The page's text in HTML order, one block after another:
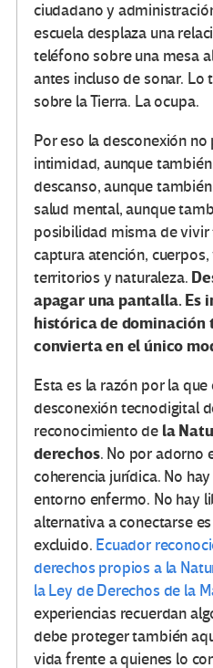
ciudadano y
escuela desplaza una
teléfono sobre una mesa
antes incluso de sonar.
sobre la Tierra. La ocupa.
Por eso la desconexión
intimidad, aunque
descanso, aunque
salud mental, aunque
posibilidad misma de vivir
captura atención,
territorios y naturaleza.
apagar una pantalla. Es
histórica de dominación
convierta en el único
Esta es la razón por la que
desconexión tecnodigital
reconocimiento de la
derechos. No por adorno
coherencia jurídica. No
entorno enfermo. No hay
alternativa a conectarse
excluido. Ecuador
derechos propios a la
la Ley de Derechos de la
experiencias recuerdan
debe proteger también
vida frente a quienes lo